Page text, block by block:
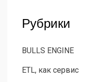
Рубрики
BULLS ENGINE
ETL, как сервис